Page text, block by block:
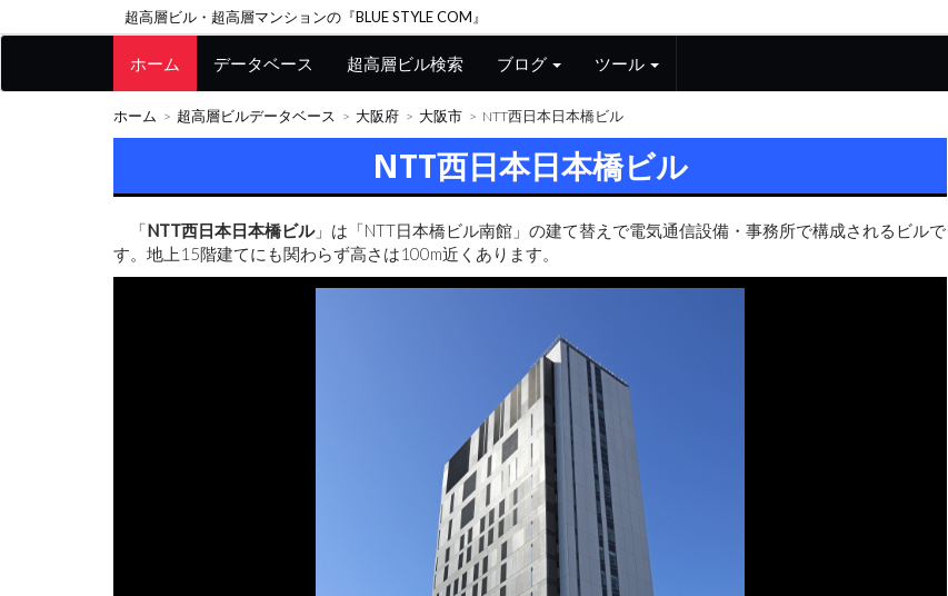
超高層ビル・超高層マンションの『BLUE STYLE COM』
ホーム データベース 超高層ビル検索 ブログ ツール
ホーム 超高層ビルデータベース 大阪府 大阪市 NTT西日本日本橋ビル
NTT西日本日本橋ビル
「NTT西日本日本橋ビル」は「NTT日本橋ビル南館」の建て替えで電気通信設備・事務所で構成されるビルで
す。地上15階建てにも関わらず高さは100m近くあります。